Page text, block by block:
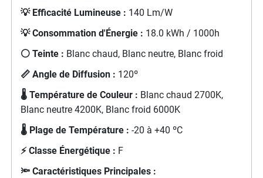
💡 Efficacité Lumineuse : 140 Lm/W
💡 Consommation d'Énergie : 18.0 kWh / 1000h
⚪ Teinte : Blanc chaud, Blanc neutre, Blanc froid
📏 Angle de Diffusion : 120º
🌡️ Température de Couleur : Blanc chaud 2700K,
Blanc neutre 4200K, Blanc froid 6000K
🌡️ Plage de Température : -20 à +40 ºC
⚡ Classe Énergétique : F
🔦 Caractéristiques Principales :